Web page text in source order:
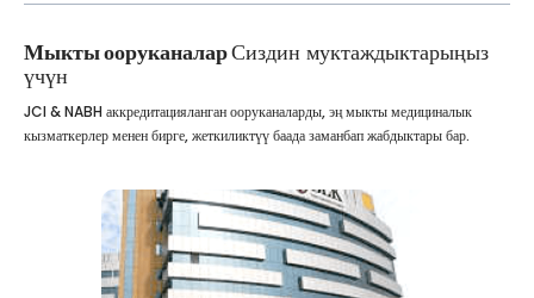
Мыкты ооруканаларСиздин муктаждыктарыңыз
үчүн
JCI & NABH аккредитацияланган ооруканаларды, эң мыкты медициналык
кызматкерлер менен бирге, жеткиликтүү баада заманбап жабдыктары бар.